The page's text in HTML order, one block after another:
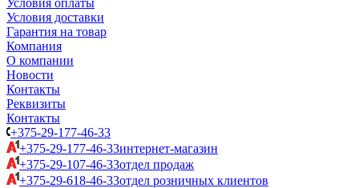
Условия оплаты
Условия доставки
Гарантия на товар
Компания
О компании
Новости
Контакты
Реквизиты
Контакты
+375-29-177-46-33
+375-29-177-46-33интернет-магазин
+375-29-107-46-33отдел продаж
+375-29-618-46-33отдел розничных клиентов